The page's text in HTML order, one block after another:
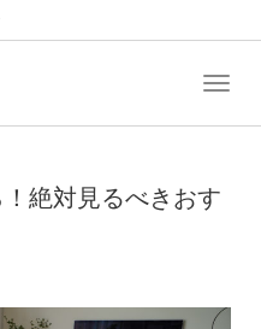
絶対見るべきおす